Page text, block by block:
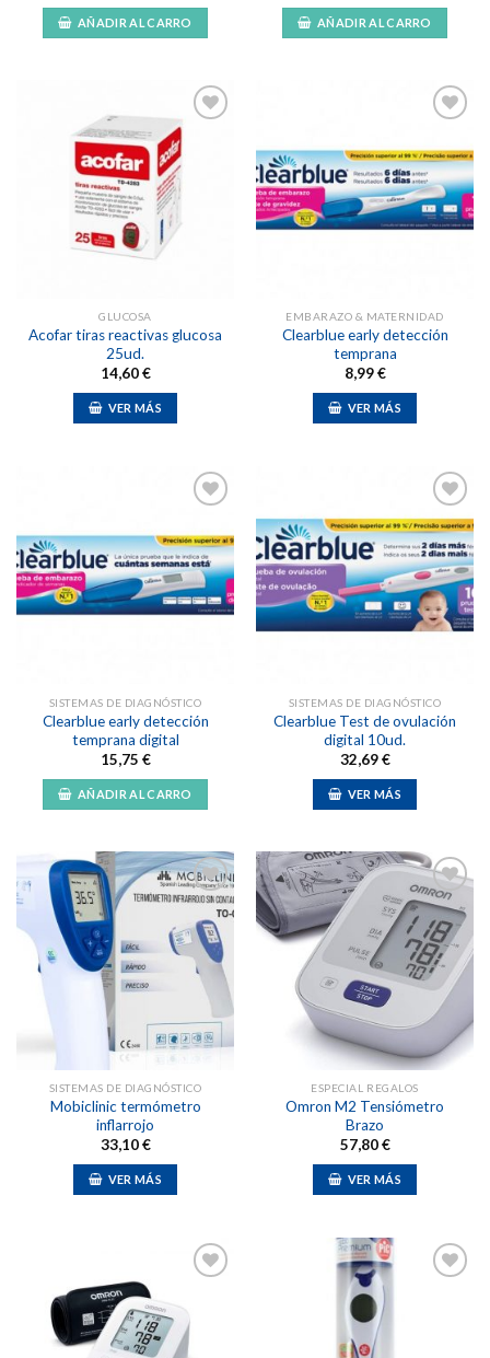
AÑADIR AL CARRO AÑADIR AL CARRO
GLUCOSA
Acofar tiras reactivas glucosa
25ud.
14,60€
VER MÁS
Añadir
a la
lista de
deseos
EMBARAZO & MATERNIDAD
Clearblue early detección
temprana
8,99€
VER MÁS
Añadir
a la
lista de
deseos
SISTEMAS DE DIAGNÓSTICO
Clearblue early detección
temprana digital
15,75 €
AÑADIR AL CARRO
Añadir
a la
lista de
deseos
SISTEMAS DE DIAGNÓSTICO
Clearblue Test de ovulación
digital 10ud.
32,69€
VER MÁS
Añadir
a la
lista de
deseos
SISTEMAS DE DIAGNÓSTICO
Mobiclinic termómetro
inflarrojo
33,10€
VER MÁS
Añadir
a la
lista de
deseos
ESPECIAL REGALOS
Omron M2 Tensiómetro
Brazo
57,80€
VER MÁS
Añadir